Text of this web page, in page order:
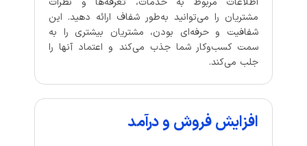
مشتریان را می‌توانید به‌طور شفاف ارائه دهید. این
شفافیت و حرفه‌ای بودن، مشتریان بیشتری را به
سمت کسب‌وکار شما جذب می‌کند و اعتماد آنها را
جلب می‌کند.
افزایش فروش و درآمد